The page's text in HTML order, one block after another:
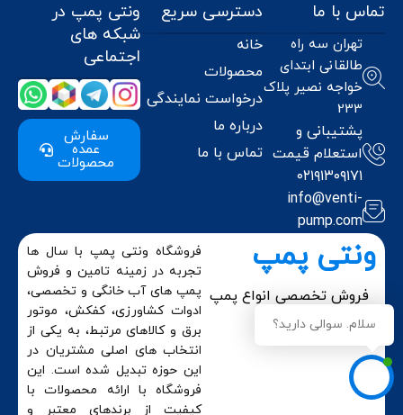
تماس با ما
تهران سه راه
طالقانی ابتدای
خواجه نصیر پلاک
233
پشتیبانی و
استعلام قیمت
۰۲۱۹۱۳۰۹۱۷۱
info@venti-
pump.com
دسترسی سریع
خانه
محصولات
درخواست نمایندگی
درباره ما
تماس با ما
ونتی پمپ در
شبکه های
اجتماعی
سفارش
عمده
محصولات
ونتی پمپ
فروش تخصصی انواع پمپ
در ایران
فروشگاه ونتی پمپ با سال ها
تجربه در زمینه تامین و فروش
پمپ های آب خانگی و تخصصی،
ادوات کشاورزی، کفکش، موتور
برق و کالاهای مرتبط، به یکی از
انتخاب های اصلی مشتریان در
این حوزه تبدیل شده است. این
فروشگاه با ارائه محصولات با
کیفیت از برندهای معتبر و
سلام. سوالی دارید؟